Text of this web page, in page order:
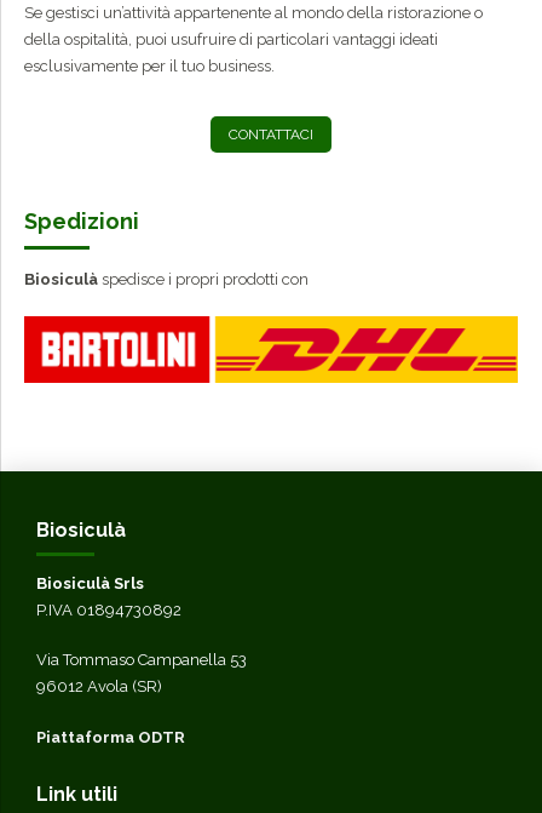
Se gestisci un’attività appartenente al mondo della ristorazione o
della ospitalità, puoi usufruire di particolari vantaggi ideati
esclusivamente per il tuo business.
CONTATTACI
Spedizioni
Biosiculà spedisce i propri prodotti con
Biosiculà
Biosiculà Srls
P.IVA 01894730892
Via Tommaso Campanella 53
96012 Avola (SR)
Piattaforma ODTR
Link utili